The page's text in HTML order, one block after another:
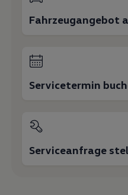
Fahrzeugangebot
Servicetermin
Serviceanfrage